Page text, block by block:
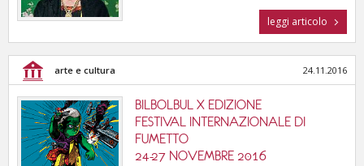
leggi articolo
arte e cultura 24.11.2016
BILBOLBUL X EDIZIONE
FESTIVAL INTERNAZIONALE DI
FUMETTO
24-27 NOVEMBRE 2016